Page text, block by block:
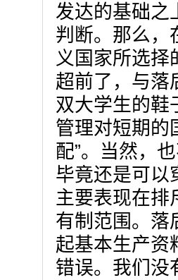
发达的基础之
判断。那么，
义国家所选择
超前了，与落
双大学生的鞋
管理对短期的
配”。当然，
毕竟还是可以
主要表现在排
有制范围。落
起基本生产资
错误。我们没